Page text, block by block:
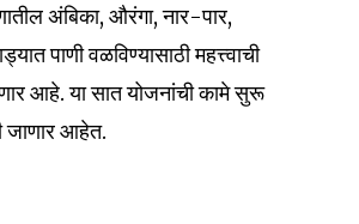
अंबिका, औरंगा, नार-पार,
पाणी वळविण्यासाठी महत्त्वाची
आहे. या सात योजनांची कामे सुरू
जाणार आहेत.